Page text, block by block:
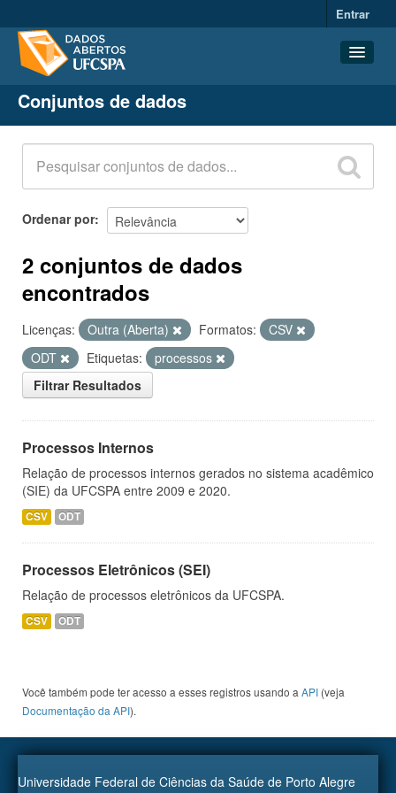
Entrar
Conjuntos de dados
Organizações
Grupos
Sobre
Conjuntos de dados
Ordenar por
2 conjuntos de dados
encontrados
Licenças: Outra (Aberta) Formatos:
CSV
ODT
Etiquetas:
processos
Filtrar Resultados
Processos Internos
Relação de processos internos gerados no sistema acadêmico
(SIE) da UFCSPA entre 2009 e 2020.
CSV ODT
Processos Eletrônicos (SEI)
Relação de processos eletrônicos da UFCSPA.
CSV ODT
Você também pode ter acesso a esses registros usando a API (veja
Documentação da API).
Universidade Federal de Ciências da Saúde de Porto Alegre